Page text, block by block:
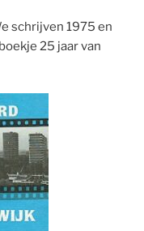
schrijven 1975 en
25 jaar van